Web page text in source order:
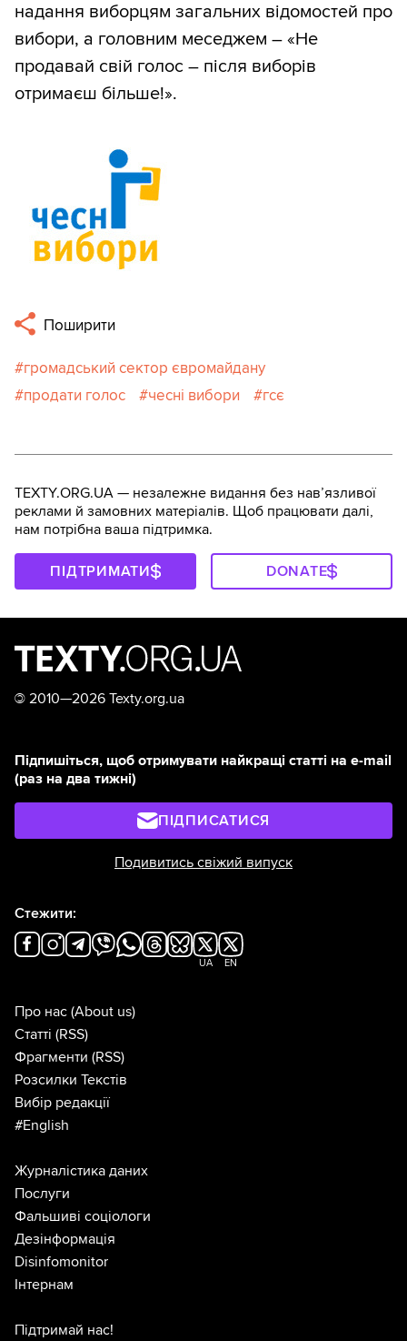
надання виборцям загальних відомостей про
вибори, а головним меседжем – «Не
продавай свій голос – після виборів
отримаєш більше!».
Поширити
громадський сектор євромайдану
продати голос
чесні вибори гсє
TEXTY.ORG.UA — незалежне видання без навʼязливої
реклами й замовних матеріалів. Щоб працювати далі,
нам потрібна ваша підтримка.
ПІДТРИМАТИ DONATE
© 2010—2026 Texty.org.ua
Підпишіться, щоб отримувати найкращі статті на e-mail
(раз на два тижні)
ПІДПИСАТИСЯ
Подивитись свіжий випуск
Стежити:
UA EN
Про нас (About us)
Статті (RSS)
Фрагменти (RSS)
Розсилки Текстів
Вибір редакції
#English
Журналістика даних
Послуги
Фальшиві соціологи
Дезінформація
Disinfomonitor
Інтернам
Підтримай нас!